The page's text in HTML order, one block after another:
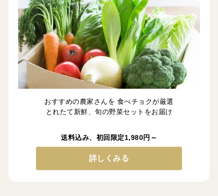
おすすめの農家さんを 食べチョクが厳選
とれたて新鮮、旬の野菜セットをお届け
送料込み、初回限定1,980円～
詳しくみる